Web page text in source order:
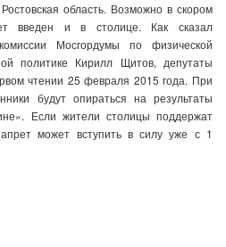
область. Возможно в скором
введен и в столице. Как сказал
Мосгордумы по физической
политике Кирилл Щитов, депутаты
чтении 25 февраля 2015 года. При
будут опираться на результаты
Если жители столицы поддержат
может вступить в силу уже с 1